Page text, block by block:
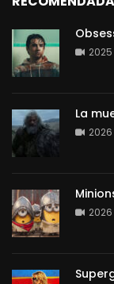
2025
La
2026
2026